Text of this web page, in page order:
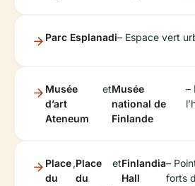
Parc Esplanadi– Espace vert
Musée
d’art
Ateneum
etMusée
national de
Finlande
–
Place
du
,Place
du
etFinlandia
Hall
–
forts